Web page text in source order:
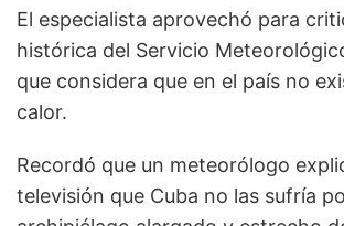
El especialista aprovechó para
histórica del Servicio
que considera que en el país no
calor.
Recordó que un meteorólogo
televisión que Cuba no las sufría